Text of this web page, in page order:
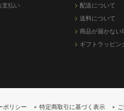
支払い
配送について
送料について
商品が届かない
ギフトラッピン
ポリシー 特定商取引に基づく表示